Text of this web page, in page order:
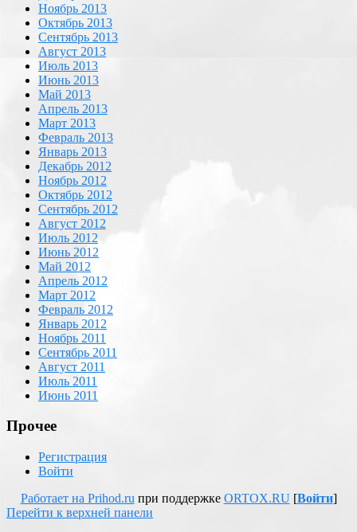
Ноябрь 2013
Октябрь 2013
Сентябрь 2013
Август 2013
Июль 2013
Июнь 2013
Май 2013
Апрель 2013
Март 2013
Февраль 2013
Январь 2013
Декабрь 2012
Ноябрь 2012
Октябрь 2012
Сентябрь 2012
Август 2012
Июль 2012
Июнь 2012
Май 2012
Апрель 2012
Март 2012
Февраль 2012
Январь 2012
Ноябрь 2011
Сентябрь 2011
Август 2011
Июль 2011
Июнь 2011
Прочее
Регистрация
Войти
Работает на Prihod.ru при поддержке ORTOX.RU [Войти]
Перейти к верхней панели